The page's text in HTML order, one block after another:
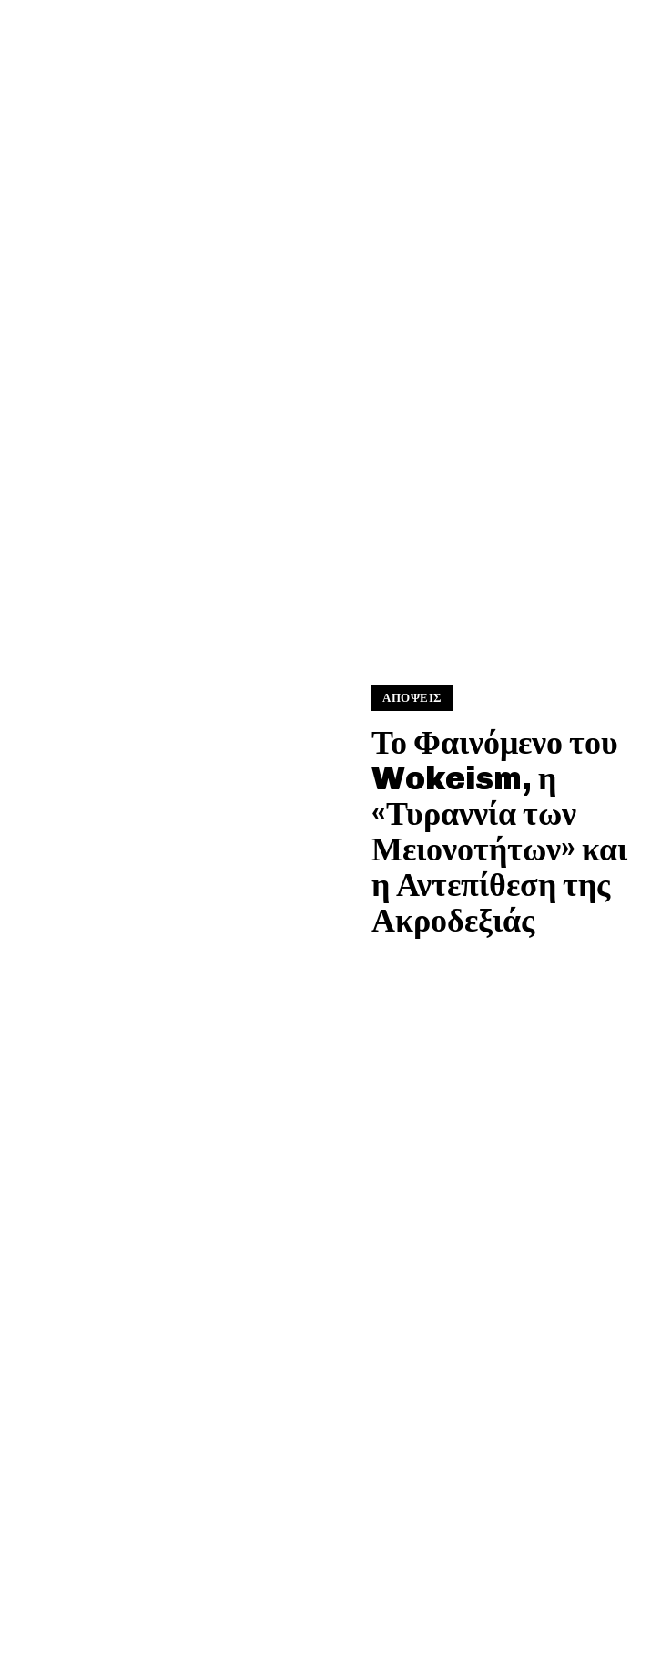
ΑΠΟΨΕΙΣ
Το Φαινόμενο του
Wokeism, η
«Τυραννία των
Μειονοτήτων» και
η Αντεπίθεση της
Ακροδεξιάς